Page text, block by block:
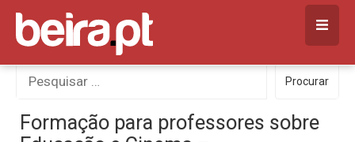
Skip
content
Procurar
por:
Procurar
Formação para professores sobre